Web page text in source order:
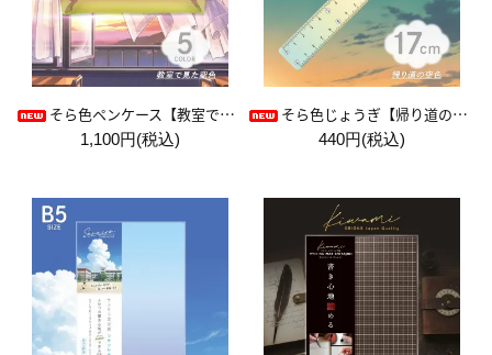
そら色ペンケース【教室で見た空色】
1,100円(税込)
そら色じょうぎ【帰り道の空色】
440円(税込)